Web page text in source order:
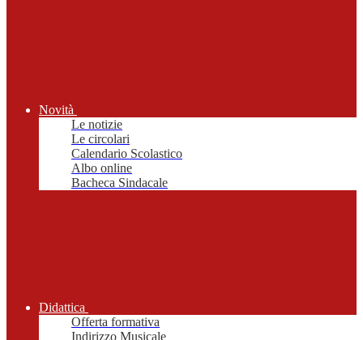
Novità
Le notizie
Le circolari
Calendario Scolastico
Albo online
Bacheca Sindacale
Didattica
Offerta formativa
Indirizzo Musicale